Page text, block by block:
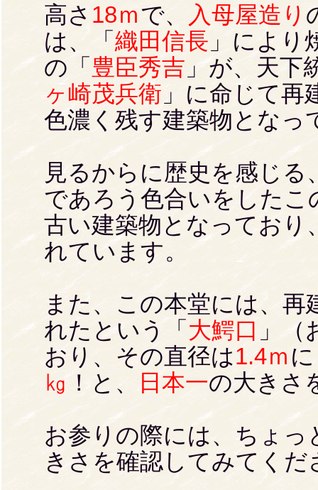
高さ 18ｍで、 入母屋造り
は、「 織田信長 」により
の「 豊臣秀吉 」が、天下
ヶ崎茂兵衛 」に命じて
色濃く残す建築物となっ
見るからに歴史を感じ
であろう色合いをしたこ
古い建築物となっており
れています。
また、この本堂には、
れたという「 大鰐口 」
おり、その直径は1.4ｍ
㎏ ！と、 日本一の大きさ
お参りの際には、ちょ
きさを確認してみてくだ